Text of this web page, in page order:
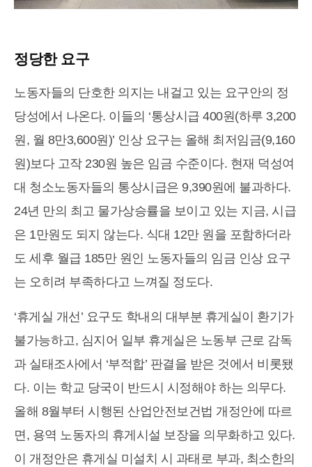
정당한 요구
노동자들의 단호한 의지는 내걸고 있는 요구안의 정
당성에서 나온다. 이들의 ‘통상시급 400원(하루 3,200
원, 월 8만3,600원)’ 인상 요구는 올해 최저임금(9,160
원)보다 고작 230원 높은 임금 수준이다. 현재 덕성여
대 청소노동자들의 통상시급은 9,390원에 불과하다.
24년 만의 최고 물가상승률을 보이고 있는 지금, 시급
은 1만원도 되지 않는다. 식대 12만 원을 포함하더라
도 세후 월급 185만 원인 노동자들의 임금 인상 요구
는 오히려 부족하다고 느껴질 정도다.
‘휴게실 개선’ 요구도 학내의 대부분 휴게실이 환기가
불가능하고, 심지어 일부 휴게실은 노동부 근로 감독
과 실태조사에서 ‘부적합’ 판결을 받은 것에서 비롯됐
다. 이는 학교 당국이 반드시 시정해야 하는 의무다.
올해 8월부터 시행된 산업안전보건법 개정안에 따르
면, 용역 노동자의 휴게시설 보장을 의무화하고 있다.
이 개정안은 휴게실 미설치 시 과태로 부과, 최소한의